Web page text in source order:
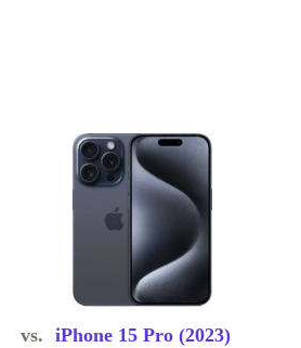
vs. iPhone 15 Pro (2023)